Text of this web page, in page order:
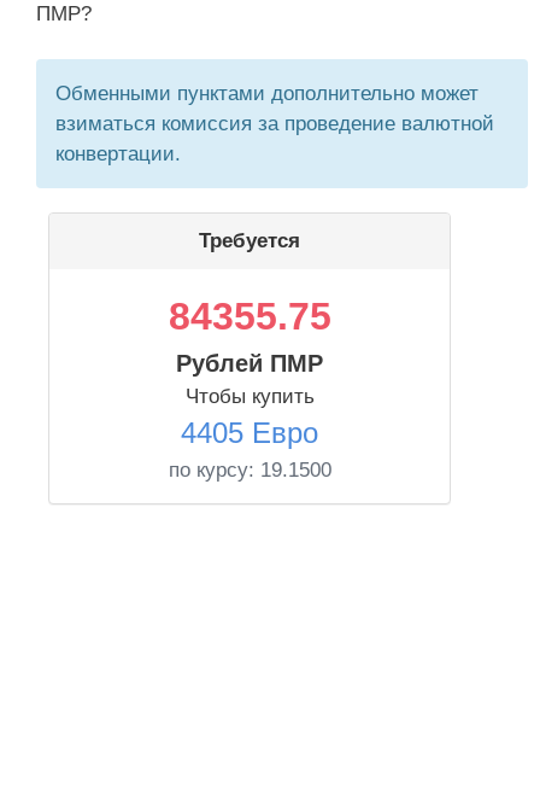
ПМР?
Обменными пунктами дополнительно может
взиматься комиссия за проведение валютной
конвертации.
Требуется
84355.75
Рублей ПМР
Чтобы купить
4405 Евро
по курсу: 19.1500